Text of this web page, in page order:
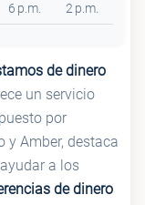
6 p.m.
2 p.m.
de dinero
un servicio
por
y Amber, destaca
a los
de dinero